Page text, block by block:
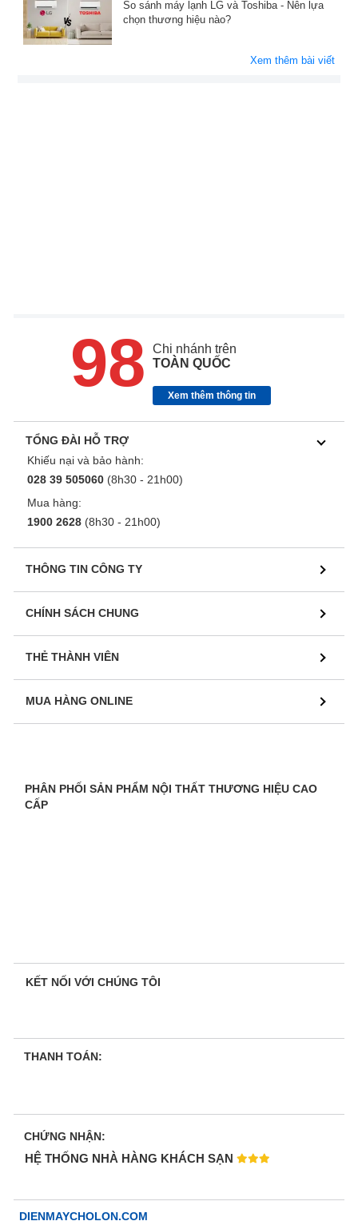
So sánh máy lạnh LG và Toshiba - Nên lựa
chọn thương hiệu nào?
Xem thêm bài viết
98
Chi nhánh trên
TOÀN QUỐC
Xem thêm thông tin
TỔNG ĐÀI HỖ TRỢ
Khiếu nại và bảo hành:
028 39 505060 (8h30 - 21h00)
Mua hàng:
1900 2628 (8h30 - 21h00)
THÔNG TIN CÔNG TY
CHÍNH SÁCH CHUNG
THẺ THÀNH VIÊN
MUA HÀNG ONLINE
PHÂN PHỐI SẢN PHẨM NỘI THẤT THƯƠNG HIỆU CAO
CẤP
HỆ THỐNG NHÀ HÀNG KHÁCH SẠN
KẾT NỐI VỚI CHÚNG TÔI
THANH TOÁN:
CHỨNG NHẬN:
DIENMAYCHOLON.COM